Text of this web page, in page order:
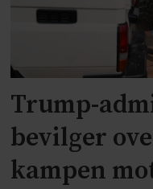
Trump-
bevilger
kampen